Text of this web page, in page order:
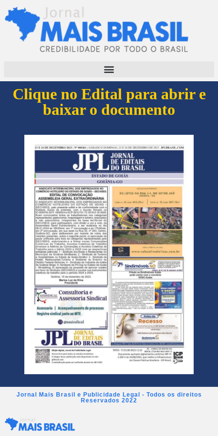
Clique no Edital para abrir e
baixar o documento
Jornal Mais Brasil e Publicidade Legal - Todos os direitos
Reservados 2022